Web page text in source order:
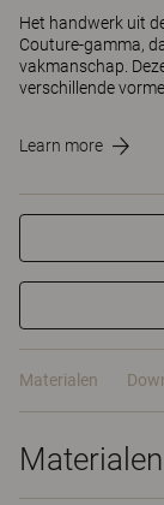
Het handwerk uit
Couture-gamma,
vakmanschap.
verschillende
Learn more
Materialen
Materialen